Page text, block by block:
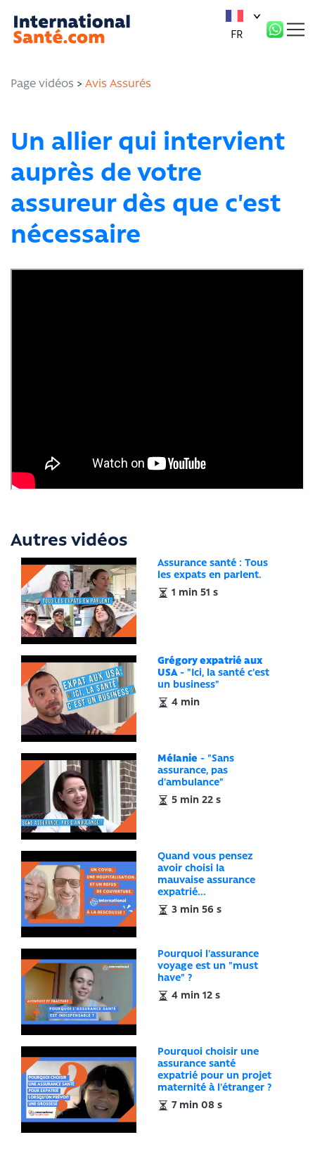
FR
Page vidéos > Avis Assurés
Un allier qui intervient
auprès de votre
assureur dès que c'est
nécessaire
Autres vidéos
Assurance santé : Tous
les expats en parlent.
1 min 51 s
Grégory expatrié aux
USA- "Ici, la santé c'est
un business"
4 min
Mélanie - "Sans
assurance, pas
d'ambulance"
5 min 22 s
Quand vous pensez
avoir choisi la
mauvaise assurance
expatrié...
3 min 56 s
Pourquoi l'assurance
voyage est un "must
have" ?
4 min 12 s
Pourquoi choisir une
assurance santé
expatrié pour un projet
maternité à l'étranger ?
7 min 08 s